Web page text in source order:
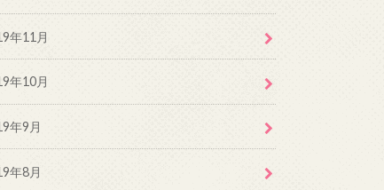
年11月
年10月
年9月
年8月